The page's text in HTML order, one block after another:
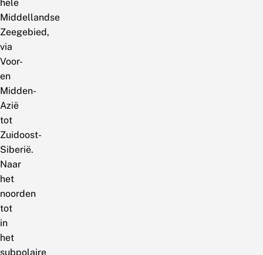
hele
Middellandse
Zeegebied,
via
Voor-
en
Midden-
Azië
tot
Zuidoost-
Siberië.
Naar
het
noorden
tot
in
het
subpolaire